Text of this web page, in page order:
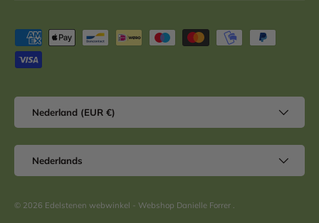
Geaccepteerde betaalmethoden
Nederland (EUR €)
Nederlands
© 2026 Edelstenen webwinkel - Webshop Danielle Forrer .